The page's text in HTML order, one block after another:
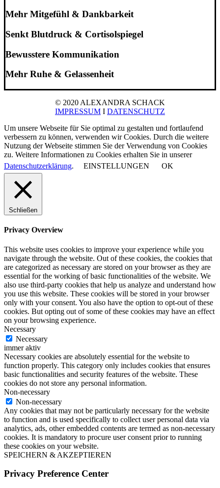
Mehr Mitgefühl & Dankbarkeit
Senkt Blutdruck & Cortisolspiegel
Bewusstere Kommunikation
Mehr Ruhe & Gelassenheit
© 2020 ALEXANDRA SCHACK
IMPRESSUM I DATENSCHUTZ
Um unsere Webseite für Sie optimal zu gestalten und fortlaufend
verbessern zu können, verwenden wir Cookies. Durch die weitere
Nutzung der Webseite stimmen Sie der Verwendung von Cookies
zu. Weitere Informationen zu Cookies erhalten Sie in unserer
Datenschutzerklärung. EINSTELLUNGEN OK
Schließen
Privacy Overview
This website uses cookies to improve your experience while you
navigate through the website. Out of these cookies, the cookies that
are categorized as necessary are stored on your browser as they are
essential for the working of basic functionalities of the website. We
also use third-party cookies that help us analyze and understand how
you use this website. These cookies will be stored in your browser
only with your consent. You also have the option to opt-out of these
cookies. But opting out of some of these cookies may have an effect
on your browsing experience.
Necessary
Necessary
immer aktiv
Necessary cookies are absolutely essential for the website to
function properly. This category only includes cookies that ensures
basic functionalities and security features of the website. These
cookies do not store any personal information.
Non-necessary
Non-necessary
Any cookies that may not be particularly necessary for the website
to function and is used specifically to collect user personal data via
analytics, ads, other embedded contents are termed as non-necessary
cookies. It is mandatory to procure user consent prior to running
these cookies on your website.
SPEICHERN & AKZEPTIEREN
Privacy Preference Center